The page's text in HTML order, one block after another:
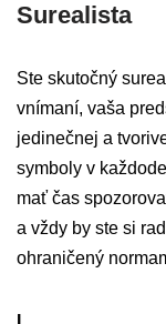
Surealista
Ste skutočný
vnímaní, vaša
jedinečnej a
symboly v
mať čas
a vždy by ste si
ohraničený